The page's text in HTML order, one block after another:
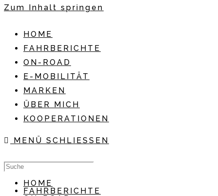
Zum Inhalt springen
HOME
FAHRBERICHTE
ON-ROAD
E-MOBILITÄT
MARKEN
ÜBER MICH
KOOPERATIONEN
MENÜ SCHLIESSEN
HOME
FAHRBERICHTE